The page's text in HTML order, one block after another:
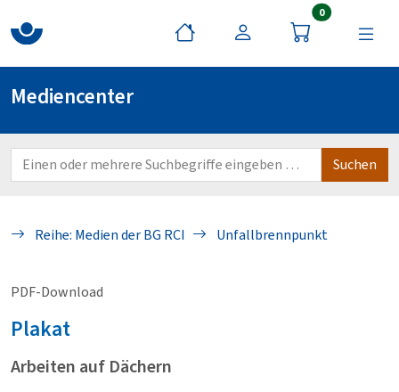
0Artikel im
Mediencenter
Reihe: Medien der BG RCI Unfallbrennpunkt
PDF-Download
Plakat
Arbeiten auf Dächern